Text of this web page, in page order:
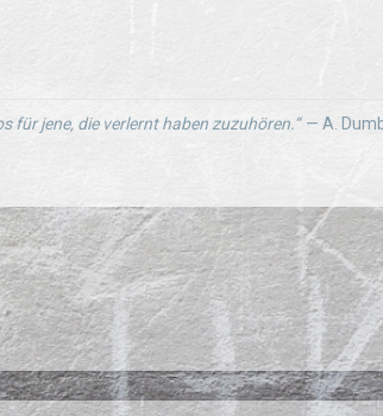
für jene, die verlernt haben zuzuhören.“ — A.